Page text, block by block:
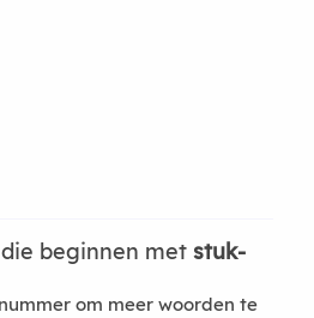
beginnen metstuk-
om meer woorden te